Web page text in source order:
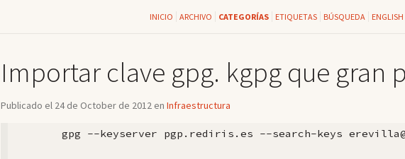
INICIO ARCHIVO CATEGORÍAS ETIQUETAS BÚSQUEDA ENGLISH
Importar clave gpg. kgpg que gran
Publicado el 24 de October de 2012 en Infraestructura
gpg --keyserver pgp.rediris.es --search-keys